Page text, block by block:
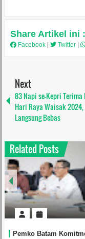
Share Artikel ini :
Facebook Twitter
Next
83 Napi se-Kepri Terima
Hari Raya Waisak 2024,
Langsung Bebas
Related Posts